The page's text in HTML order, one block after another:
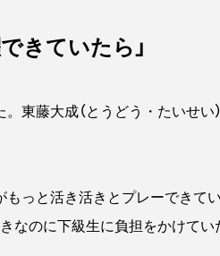
きていたら」
藤大成（とうどう・たいせい
っと活き活きとプレーできて
なのに下級生に負担をかけて